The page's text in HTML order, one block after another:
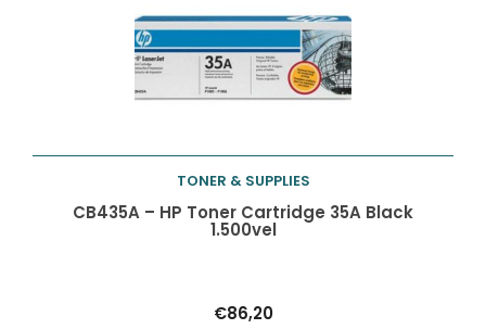
Toevoegen aan
TONER & SUPPLIES
CB435A – HP Toner Cartridge 35A Black
1.500vel
€86,20